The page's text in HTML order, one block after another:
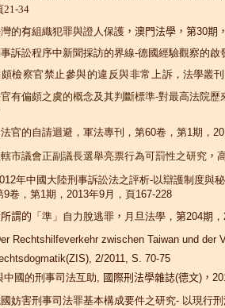
21-34
的有組織犯罪與證人保護 ，澳門法學，第30期
訴訟程序中新聞採訪的界線-德國經驗觀察的啟
檢察官禁止參與的違反與非常上訴 ，法學叢
有偏頗之虞的概念及其判斷標準-對最高法院歷
官的自請迴避， 軍法專刊，第60卷，第1期，
市議會正副議長選舉亮票行為可罰性之研究 ，
年中國大陸刑事訴訟法之評析-以辯護制度與
9卷，第1期， 2013年9月，頁167-228
謂的 「準」自力脫逃罪 ， 月旦法學， 第204期 ，
Rechtshilfeverkehr zwischen Taiwan und der
, 2/2011, S. 70-75
中國的刑事司法互助, 國際刑法學雜誌(德文)，
妨害刑事司法罪基本構成要件之研究- 以現行